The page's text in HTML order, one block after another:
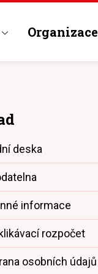
Organizace
deska
informace
rozpočet
osobních údajů